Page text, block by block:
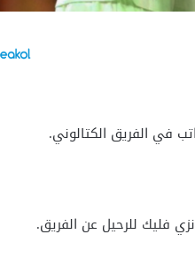
في الفريق الكتالوني.
فليك للرحيل عن الفريق.